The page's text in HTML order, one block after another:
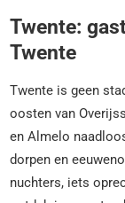
Twente:
Twente
Twente is geen
oosten van
en Almelo
dorpen en
nuchters, iets